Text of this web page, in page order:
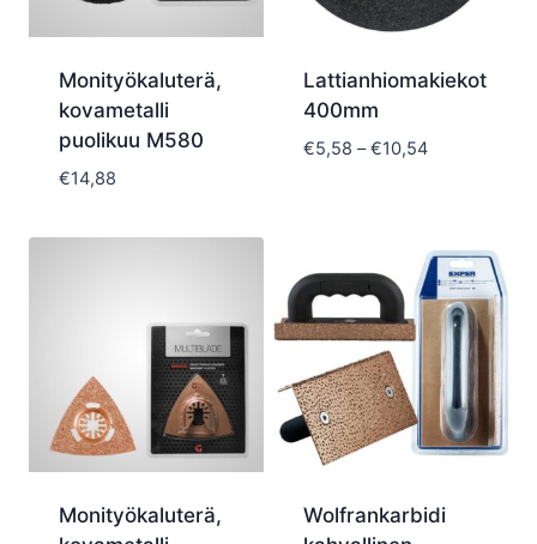
Monityökaluterä,
kovametalli
puolikuu M580
€14,88
Lattianhiomakiekot
400mm
€5,58 – €10,54Hintaluokka:
Monityökaluterä,
Wolfrankarbidi